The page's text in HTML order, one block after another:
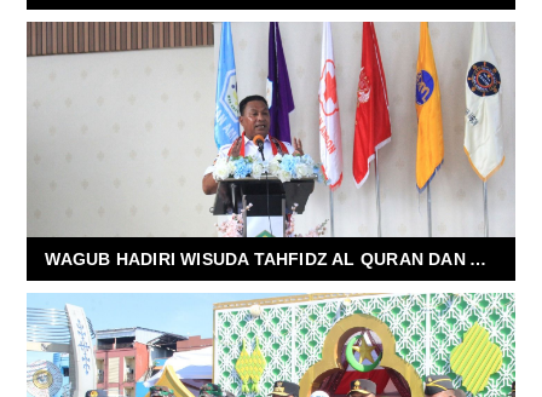
WAGUB HADIRI WISUDA TAHFIDZ AL QURAN DAN APELA MAN AMBON